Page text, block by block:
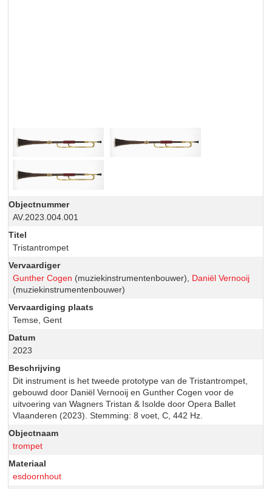
Objectnummer
AV.2023.004.001
Titel
Tristantrompet
Vervaardiger
Gunther Cogen (muziekinstrumentenbouwer), Daniël Vernooij
(muziekinstrumentenbouwer)
Vervaardiging plaats
Temse, Gent
Datum
2023
Beschrijving
Dit instrument is het tweede prototype van de Tristantrompet,
gebouwd door Daniël Vernooij en Gunther Cogen voor de
uitvoering van Wagners Tristan & Isolde door Opera Ballet
Vlaanderen (2023). Stemming: 8 voet, C, 442 Hz.
Objectnaam
trompet
Materiaal
esdoornhout